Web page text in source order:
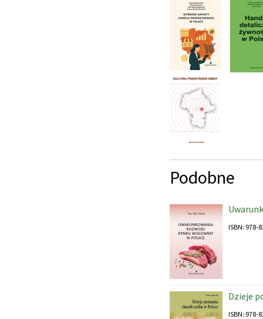
Podobne
ISBN: 978-
Dzieje
ISBN: 978-